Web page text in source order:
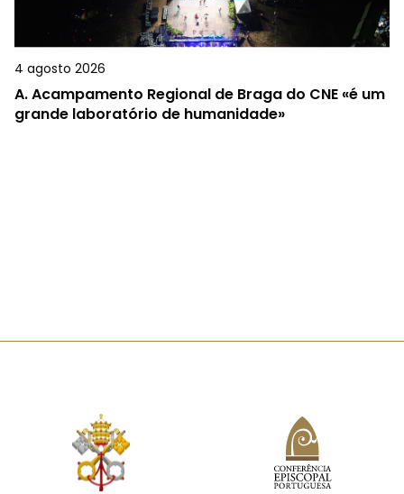
4 agosto 2026
A.Acampamento Regional de Braga do CNE «é um
grande laboratório de humanidade»